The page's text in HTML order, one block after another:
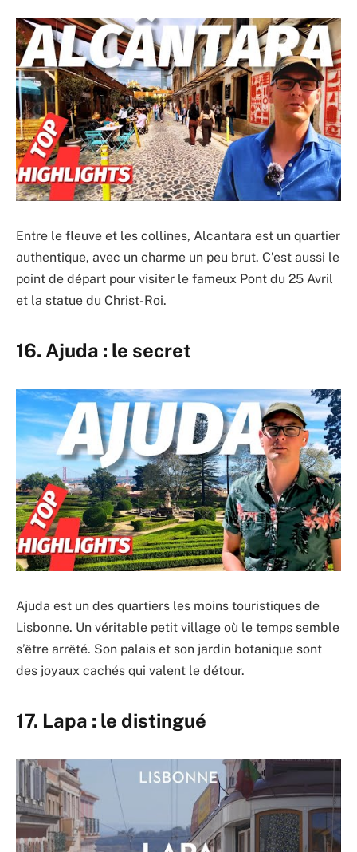
Entre le fleuve et les collines, Alcantara est un quartier
authentique, avec un charme un peu brut. C’est aussi le
point de départ pour visiter le fameux Pont du 25 Avril
et la statue du Christ-Roi.
16. Ajuda : le secret
Ajuda est un des quartiers les moins touristiques de
Lisbonne. Un véritable petit village où le temps semble
s’être arrêté. Son palais et son jardin botanique sont
des joyaux cachés qui valent le détour.
17. Lapa : le distingué